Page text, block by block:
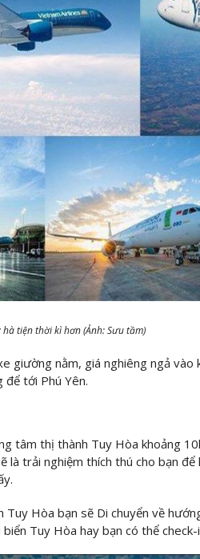
tiện thời kì hơn (Ảnh: Sưu tầm)
giường nằm, giá nghiêng ngả
tới Phú Yên.
tâm thị thành Tuy Hòa khoảng
là trải nghiệm thích thú cho bạn để
Hòa bạn sẽ Di chuyển về
Tuy Hòa hay bạn có thể